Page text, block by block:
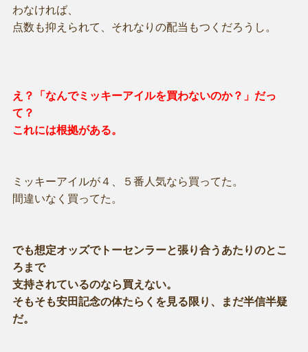
わなければ、
点数も抑えられて、それなりの配当もつくだろうし。
え？「なんでミッキーアイルを買わないのか？」だっ
て？
これには根拠がある。
ミッキーアイルが４、５番人気なら買ってた。
間違いなく買ってた。
でも想定オッズでトーセンラーと張り合うあたりのとこ
ろまで
支持されているのなら買えない。
そもそも安田記念の体たらくを見る限り、まだ半信半疑
だ。